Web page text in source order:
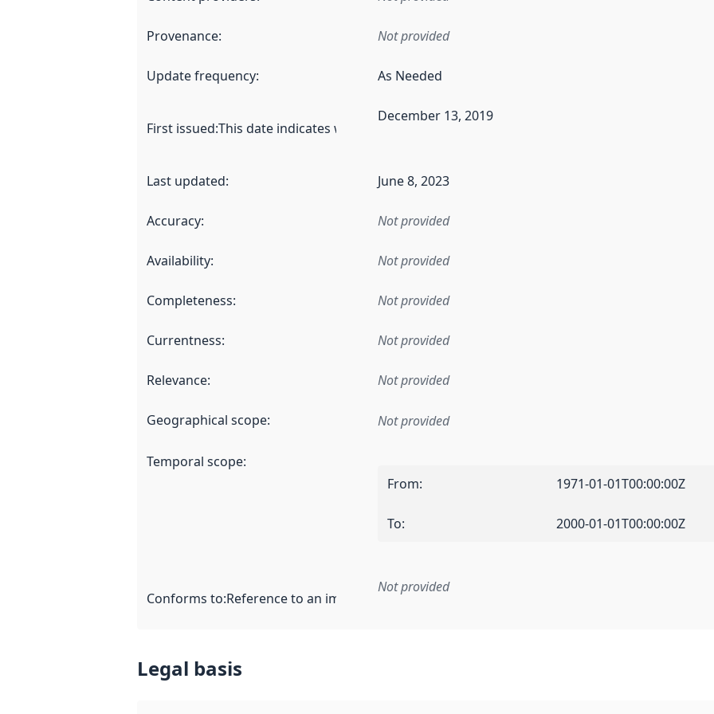
Provenance: Not provided
Update frequency: As Needed
First issued:This date indicates when the data in this dataset was first released. It may have
December 13, 2019
Last updated: June 8, 2023
Accuracy: Not provided
Availability: Not provided
Completeness: Not provided
Currentness: Not provided
Relevance: Not provided
Geographical scope: Not provided
Temporal scope:
From: 1971-01-01T00:00:00Z
To: 2000-01-01T00:00:00Z
Conforms to:Reference to an implementation rule or other specification that forms the basis
Not provided
Legal basis